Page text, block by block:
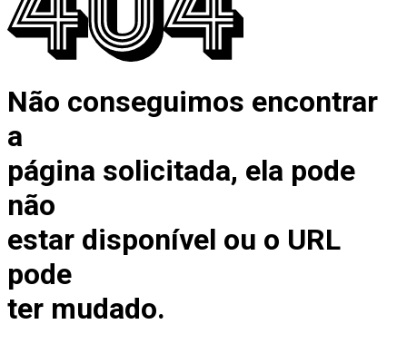
Não conseguimos encontrar
a
página solicitada, ela pode
não
estar disponível ou o URL
pode
ter mudado.